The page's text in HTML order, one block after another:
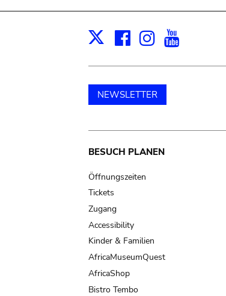
X Facebook
Instagram
NEWSLETTER
Main
navigation
BESUCH PLANEN
Öffnungszeiten
Tickets
Zugang
Accessibility
Kinder & Familien
AfricaMuseumQuest
AfricaShop
Bistro Tembo